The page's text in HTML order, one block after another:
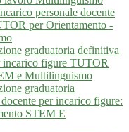
personale docente
per Orientamento -
graduatoria definitiva
incarico figure TUTOR
e Multilinguismo
graduatoria
per incarico figure:
STEM E